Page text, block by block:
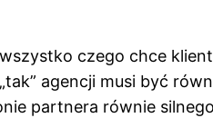
czego chce
agencji musi być
partnera równie